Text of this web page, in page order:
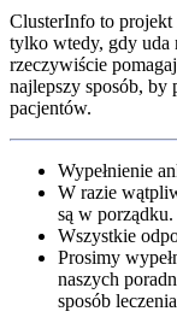
ClusterInfo to
tylko wtedy, gdy uda
rzeczywiście
najlepszy sposób, by
pacjentów.
Wypełnienie
W razie
są w porządku.
Wszystkie
Prosimy
naszych
sposób